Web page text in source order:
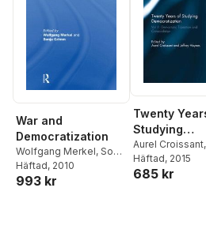
War and
Democratization
Wolfgang Merkel, Sonja
Grimm
Häftad, 2010
993 kr
Twenty
Studying
Aurel Croissant,
Haynes
Häftad, 2015
685 kr